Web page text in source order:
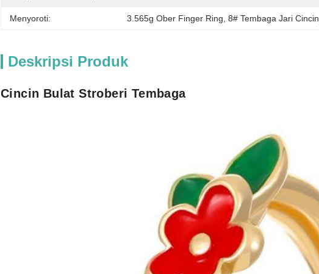
Menyoroti: 3.565g Ober Finger Ring 8# Tembaga Jari Cincin
Deskripsi Produk
Cincin Bulat Stroberi Tembaga